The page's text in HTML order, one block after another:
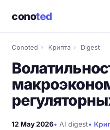
conoted
Conoted › Крипта › Digest
12 May 2026• AI digest•